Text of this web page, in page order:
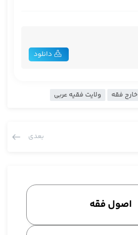
دانلود
خارج فقه ولایت فقیه عربی
بعدی
اصول فقه